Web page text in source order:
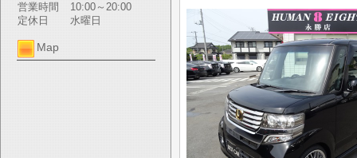
営業時間
10:00～20:00
定休日
水曜日
Map